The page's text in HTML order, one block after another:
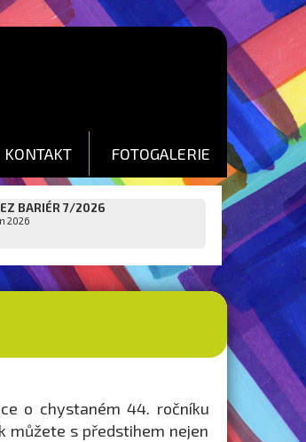
KONTAKT FOTOGALERIE
BARIÉR 7/2026
2026
o chystaném 44. ročníku
můžete s předstihem nejen